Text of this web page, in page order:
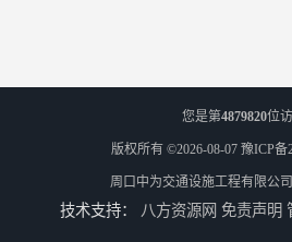
您是第4879820位
版权所有 ©2026-08-07 豫ICP备
周口中为交通设施工程有限公司
技术支持： 八方资源网 免责声明